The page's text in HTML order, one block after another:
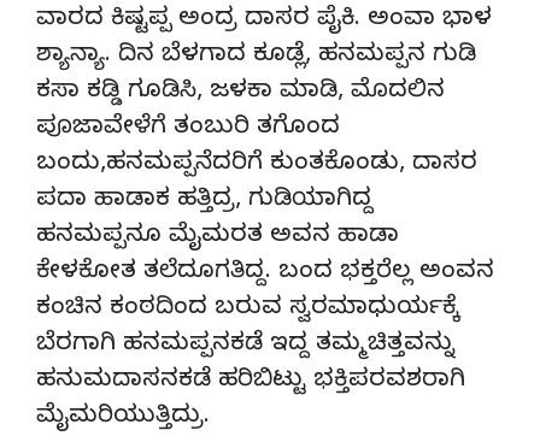
ವಾರದ ಕಿಷ್ಟಪ್ಪ ಅಂದ್ರ ದಾಸರ ಪೈಕಿ. ಅಂವಾ ಭಾಳ
ಶ್ಯಾನ್ಯಾ. ದಿನ ಬೆಳಗಾದ ಕೂಡ್ಲೆ, ಹನಮಪ್ಪನ ಗುಡಿ
ಕಸಾ ಕಡ್ಡಿ ಗೂಡಿಸಿ, ಜಳಕಾ ಮಾಡಿ, ಮೊದಲಿನ
ಪೂಜಾವೇಳೆಗೆ ತಂಬುರಿ ತಗೊಂದ
ಬಂದು,ಹನಮಪ್ಪನೆದರಿಗೆ ಕುಂತಕೊಂಡು, ದಾಸರ
ಪದಾ ಹಾಡಾಕ ಹತ್ತಿದ್ರ, ಗುಡಿಯಾಗಿದ್ದ
ಹನಮಪ್ಪನೂ ಮೈಮರತ ಅವನ ಹಾಡಾ
ಕೇಳಕೋತ ತಲೆದೂಗತಿದ್ದ. ಬಂದ ಭಕ್ತರೆಲ್ಲ ಅಂವನ
ಕಂಚಿನ ಕಂಠದಿಂದ ಬರುವ ಸ್ವರಮಾಧುರ್ಯಕ್ಕೆ
ಬೆರಗಾಗಿ ಹನಮಪ್ಪನಕಡೆ ಇದ್ದ ತಮ್ಮ ಚಿತ್ತವನ್ನು
ಹನುಮದಾಸನಕಡೆ ಹರಿಬಿಟ್ಟು ಭಕ್ತಿಪರವಶರಾಗಿ
ಮೈಮರಿಯುತ್ತಿದ್ರು.